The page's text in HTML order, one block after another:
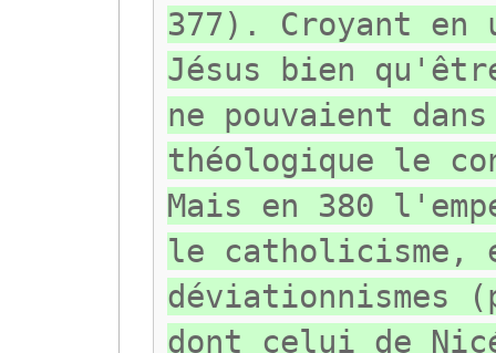
377). Croyant
Jésus bien
ne pouvaient
théologique le
Mais en 380
le catholicisme,
déviationnismes
dont celui de